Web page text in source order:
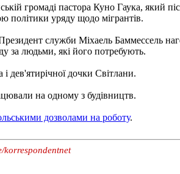
громаді пастора Куно Гаука, який
політики уряду щодо мігрантів.
служби Міхаель Баммессель
за людьми, які його потребують.
дев'ятирічної дочки Світлани.
на одному з будівництв.
дозволами на роботу.
korrespondentnet